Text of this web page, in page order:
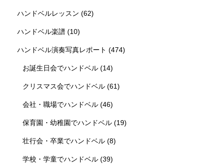
ハンドベルレッスン (62)
ハンドベル楽譜 (10)
ハンドベル演奏写真レポート (474)
お誕生日会でハンドベル(14)
クリスマス会でハンドベル(61)
会社・職場でハンドベル(46)
保育園・幼稚園でハンドベル(19)
壮行会・卒業でハンドベル(8)
学校・学童でハンドベル(39)